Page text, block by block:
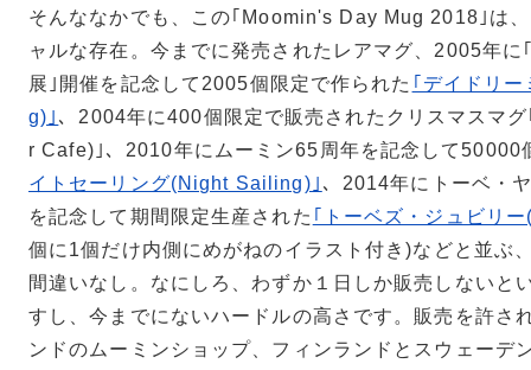
そんななかでも、この｢Moomin's Day Mug 2018｣は
ャルな存在。今までに発売されたレアマグ、2005年
展｣開催を記念して2005個限定で作られた ｢デイドリ
g)｣ 、2004年に400個限定で販売されたクリスマスマ
r Cafe)｣、2010年にムーミン65周年を記念して50000
イトセーリング(Night Sailing)｣ 、2014年にトーベ・
を記念して期間限定生産された ｢トーベズ・ジュビリ
個に1個だけ内側にめがねのイラスト付き)などと並ぶ
間違いなし。なにしろ、わずか１日しか販売しないと
すし、今までにないハードルの高さです。販売を許さ
ンドのムーミンショップ、フィンランドとスウェーデ